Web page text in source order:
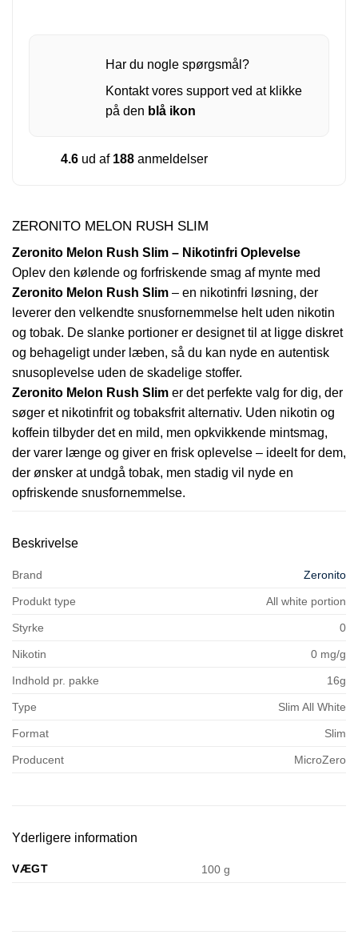
Har du nogle spørgsmål?
Kontakt vores support ved at klikke
på den blå ikon
4.6 ud af 188 anmeldelser
ZERONITO MELON RUSH SLIM
Zeronito Melon Rush Slim – Nikotinfri Oplevelse
Oplev den kølende og forfriskende smag af mynte med
Zeronito Melon Rush Slim – en nikotinfri løsning, der
leverer den velkendte snusfornemmelse helt uden nikotin
og tobak. De slanke portioner er designet til at ligge diskret
og behageligt under læben, så du kan nyde en autentisk
snusoplevelse uden de skadelige stoffer.
Zeronito Melon Rush Slim er det perfekte valg for dig, der
søger et nikotinfrit og tobaksfrit alternativ. Uden nikotin og
koffein tilbyder det en mild, men opkvikkende mintsmag,
der varer længe og giver en frisk oplevelse – ideelt for dem,
der ønsker at undgå tobak, men stadig vil nyde en
opfriskende snusfornemmelse.
Beskrivelse
Brand Zeronito
Produkt type All white portion
Styrke 0
Nikotin 0 mg/g
Indhold pr. pakke 16g
Type Slim All White
Format Slim
Producent MicroZero
Yderligere information
VÆGT 100 g